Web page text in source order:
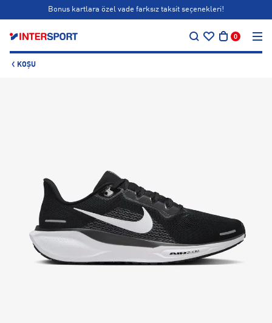
Bonus kartlara özel vade farksız taksit seçenekleri!
0
KOŞU